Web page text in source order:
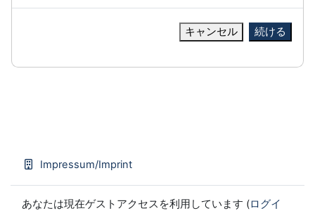
キャンセル 続ける
Impressum/Imprint
あなたは現在ゲストアクセスを利用しています (ログイ